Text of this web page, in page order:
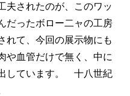
夫されたのが、このワッ
だったボロー二ャの工房
れて、今回の展示物にも
や血管だけで無く、中に
しています。 十八世紀